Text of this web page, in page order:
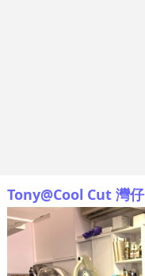
Tony@Cool Cut 灣仔